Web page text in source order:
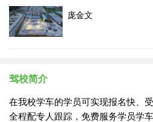
庞金文
驾校简介
在我校学车的学员可实现报名快、
全程配专人跟踪，免费服务学员学